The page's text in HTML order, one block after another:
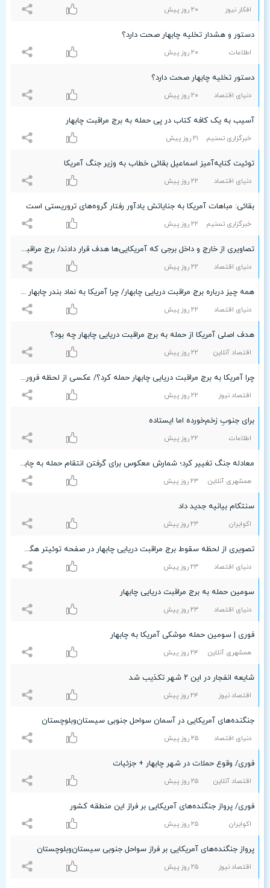
افکار نیوز ۲۰ روز پیش
دستور و هشدار تخلیه چابهار صحت دارد؟
اطلاعات ۲۰ روز پیش
دستور تخلیه چابهار صحت دارد؟
دنیای اقتصاد ۲۰ روز پیش
آسیب به یک کافه کتاب در پی حمله به برج مراقبت چابهار
خبرگزاری تسنیم ۲۱ روز پیش
توئیت کنایه‌آمیز اسماعیل بقائی خطاب به وزیر جنگ آمریکا
دنیای اقتصاد ۲۲ روز پیش
بقائی: مباهات آمریکا به جنایاتش یادآور رفتار گروه‌های تروریستی است
خبرگزاری تسنیم ۲۲ روز پیش
تصاویری از خارج و داخل برجی که آمریکایی‌ها هدف قرار دادند/ برج مراقبت دریایی چابهار پروژه برتر معماری سال ۱۴۰۱ بود+ عکس
دنیای اقتصاد ۲۲ روز پیش
همه چیز درباره برج مراقبت دریایی چابهار/ چرا آمریکا به نماد بندر چابهار حمله کرد؟
دنیای اقتصاد ۲۲ روز پیش
هدف اصلی آمریکا از حمله به برج مراقبت دریایی چابهار چه بود؟
اقتصاد آنلاین ۲۲ روز پیش
چرا آمریکا به برج مراقبت دریایی چابهار حمله کرد؟/ عکسی از لحظه فروریختن این برج مراقبت
اقتصاد نیوز ۲۲ روز پیش
برای جنوبِ زخم‌خورده اما ایستاده
اطلاعات ۲۲ روز پیش
معادله جنگ تغییر کرد؛ شمارش معکوس برای گرفتن انتقام حمله به چابهار | شریان‌های آمریکا در این ۵ نقطه کلیدی در تیررس ایران
همشهری آنلاین ۲٣ روز پیش
سنتکام بیانیه جدید داد
اکوایران ۲٣ روز پیش
تصویری از لحظه سقوط برج مراقبت دریایی چابهار در صفحه توئیتر هگست
دنیای اقتصاد ۲٣ روز پیش
سومین حمله به برج مراقبت دریایی چابهار
دنیای اقتصاد ۲٣ روز پیش
فوری | سومین حمله موشکی آمریکا به چابهار
همشهری آنلاین ۲۴ روز پیش
شایعه انفجار در این ۲ شهر تکذیب شد
اقتصاد نیوز ۲۴ روز پیش
جنگنده‌های آمریکایی در آسمان سواحل جنوبی سیستان‌و‌بلوچستان
دنیای اقتصاد ۲۵ روز پیش
فوری/ وقوع حملات در شهر چابهار + جزئیات
اقتصاد آنلاین ۲۵ روز پیش
فوری/ پرواز جنگنده‌های آمریکایی بر فراز این منطقه کشور
اکوایران ۲۵ روز پیش
پرواز جنگنده‌های آمریکایی بر فراز سواحل جنوبی سیستان‌و‌بلوچستان
اقتصاد نیوز ۲۵ روز پیش